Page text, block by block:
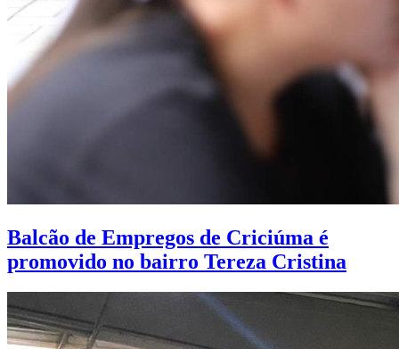
Balcão de Empregos de Criciúma é
promovido no bairro Tereza Cristina